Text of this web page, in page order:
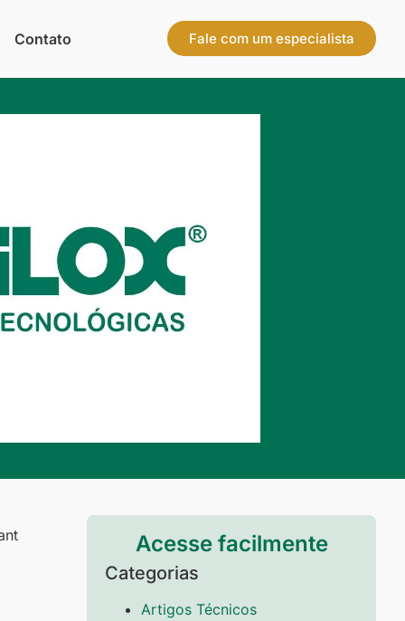
Contato Fale com um especialista
Acesse facilmente
Categorias
Artigos Técnicos